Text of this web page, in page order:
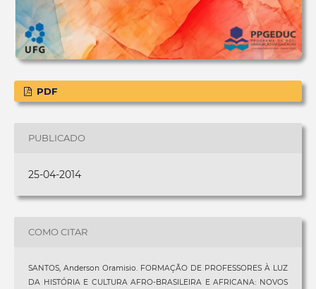
PDF
PUBLICADO
25-04-2014
COMO CITAR
SANTOS, Anderson Oramisio. FORMAÇÃO DE PROFESSORES À LUZ
DA HISTÓRIA E CULTURA AFRO-BRASILEIRA E AFRICANA: NOVOS